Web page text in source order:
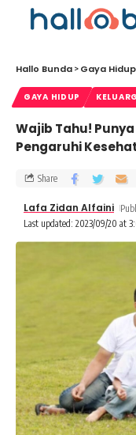
Hallo Bunda > Gaya Hidup
GAYA HIDUP
Wajib Tahu!
Pengaruhi
Last updated: 2023/09/20 at
Lafa Zidan Alfaini
Share